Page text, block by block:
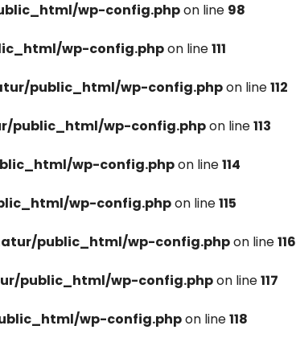
wp-config.phpon line 98
wp-config.phpon line111
public_html/wp-config.phpon line112
public_html/wp-config.phpon line113
wp-config.phpon line114
wp-config.phpon line115
public_html/wp-config.phpon line116
public_html/wp-config.phpon line117
wp-config.phpon line118